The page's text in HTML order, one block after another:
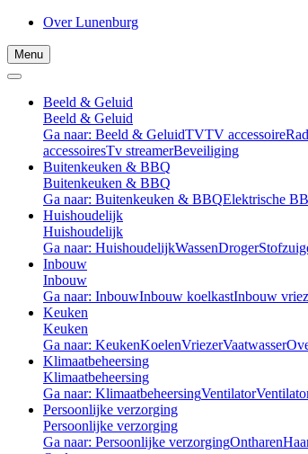
Over Lunenburg
Menu
Beeld & Geluid
Beeld & Geluid
Ga naar: Beeld & GeluidTVTV accessoire
accessoiresTv streamerBeveiliging
Buitenkeuken & BBQ
Buitenkeuken & BBQ
Ga naar: Buitenkeuken & BBQElektrische
Huishoudelijk
Huishoudelijk
Ga naar: HuishoudelijkWassenDroger
Inbouw
Inbouw
Ga naar: InbouwInbouw koelkastInbouw
Keuken
Keuken
Ga naar: KeukenKoelenVriezerVaatwasser
Klimaatbeheersing
Klimaatbeheersing
Ga naar: KlimaatbeheersingVentilator
Persoonlijke verzorging
Persoonlijke verzorging
Ga naar: Persoonlijke verzorgingOntharen